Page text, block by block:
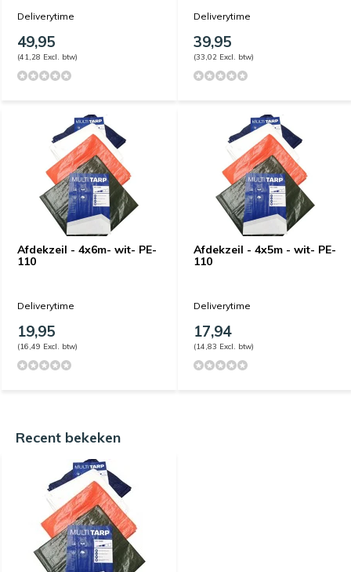
Deliverytime
49,95
(41,28 Excl. btw)
Deliverytime
39,95
(33,02 Excl. btw)
Afdekzeil - 4x6m- wit- PE-
110
Deliverytime
19,95
(16,49 Excl. btw)
Afdekzeil - 4x5m - wit- PE-
110
Deliverytime
17,94
(14,83 Excl. btw)
Recent bekeken